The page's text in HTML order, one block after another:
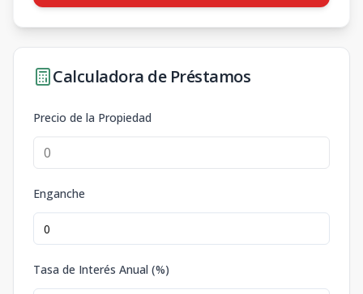
Calculadora de Préstamos
Precio de la Propiedad
Enganche
Tasa de Interés Anual (%)